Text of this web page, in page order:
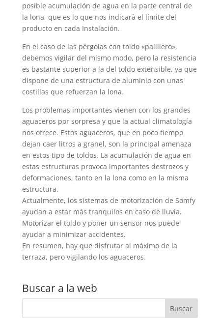
posible acumulación de agua en la parte central de
la lona, ​​que es lo que nos indicarà el límite del
producto en cada Instalación.
En el caso de las pérgolas con toldo «palillero»,
debemos vigilar del mismo modo, pero la resistencia
es bastante superior a la del toldo extensible, ya que
dispone de una estructura de aluminio con unas
costillas que refuerzan la lona.
Los problemas importantes vienen con los grandes
aguaceros por sorpresa y que la actual climatología
nos ofrece. Estos aguaceros, que en poco tiempo
dejan caer litros a granel, son la principal amenaza
en estos tipo de toldos. La acumulación de agua en
estas estructuras provoca importantes destrozos y
deformaciones, tanto en la lona como en la misma
estructura.
Actualmente, los sistemas de motorización de Somfy
ayudan a estar más tranquilos en caso de lluvia.
Motorizar el toldo y poner un sensor nos puede
ayudar a minimizar accidentes.
En resumen, hay que disfrutar al máximo de la
terraza, pero vigilando los aguaceros.
Buscar a la web